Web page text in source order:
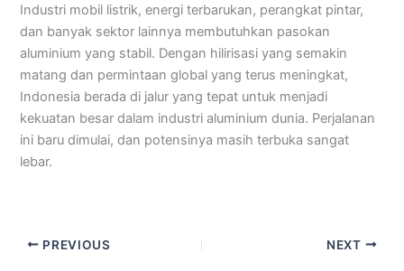
Industri mobil listrik, energi terbarukan, perangkat pintar,
dan banyak sektor lainnya membutuhkan pasokan
aluminium yang stabil. Dengan hilirisasi yang semakin
matang dan permintaan global yang terus meningkat,
Indonesia berada di jalur yang tepat untuk menjadi
kekuatan besar dalam industri aluminium dunia. Perjalanan
ini baru dimulai, dan potensinya masih terbuka sangat
lebar.
PREVIOUS NEXT